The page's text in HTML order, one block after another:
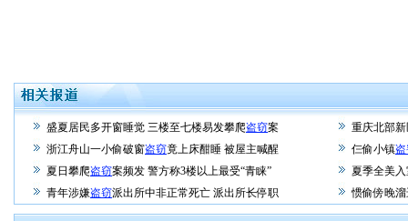
盛夏居民多开窗睡觉 三楼至七楼易发攀爬盗窃案
重庆北部
浙江舟山一小偷破窗盗窃竟上床酣睡 被屋主喊醒 仨偷小镇
夏日攀爬盗窃案频发 警方称3楼以上最受“青睐”
夏季全美
青年涉嫌盗窃派出所中非正常死亡 派出所长停职 惯偷傍晚